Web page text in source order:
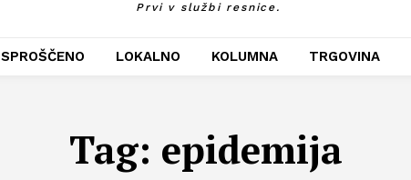
Prvi v službi resnice.
SPROŠČENO LOKALNO KOLUMNA TRGOVINA
Tag: epidemija